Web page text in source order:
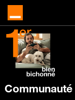
Communauté